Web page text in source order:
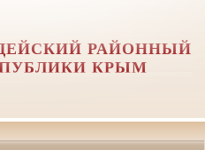
РАЙОННЫЙ
КРЫМ